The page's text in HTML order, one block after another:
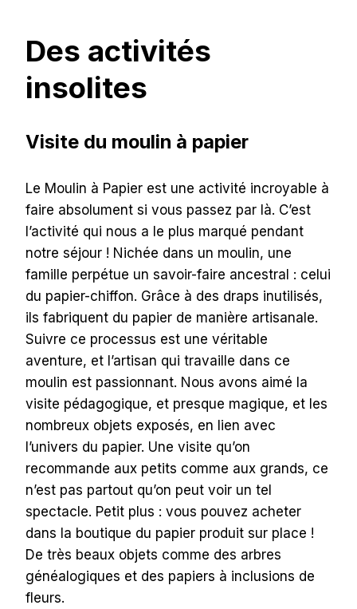
Des activités
insolites
Visite du moulin à papier
Le Moulin à Papier est une activité incroyable à
faire absolument si vous passez par là. C’est
l’activité qui nous a le plus marqué pendant
notre séjour ! Nichée dans un moulin, une
famille perpétue un savoir-faire ancestral : celui
du papier-chiffon. Grâce à des draps inutilisés,
ils fabriquent du papier de manière artisanale.
Suivre ce processus est une véritable
aventure, et l’artisan qui travaille dans ce
moulin est passionnant. Nous avons aimé la
visite pédagogique, et presque magique, et les
nombreux objets exposés, en lien avec
l’univers du papier. Une visite qu’on
recommande aux petits comme aux grands, ce
n’est pas partout qu’on peut voir un tel
spectacle. Petit plus : vous pouvez acheter
dans la boutique du papier produit sur place !
De très beaux objets comme des arbres
généalogiques et des papiers à inclusions de
fleurs.